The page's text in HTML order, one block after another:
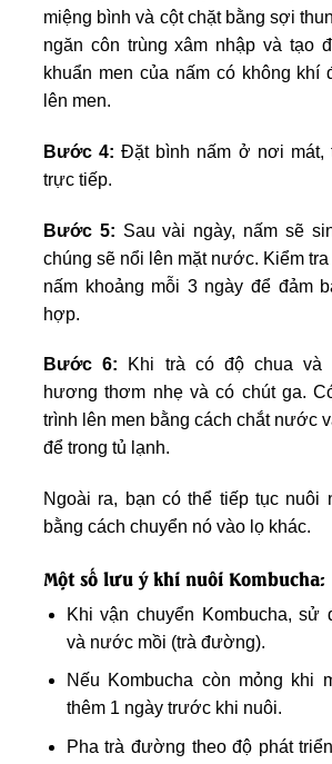
miệng bình và cột chặt bằng sợi
ngăn côn trùng xâm nhập và tạo
khuẩn men của nấm có không khí
lên men.
Bước 4: Đặt bình nấm ở nơi mát,
trực tiếp.
Bước 5: Sau vài ngày, nấm sẽ
chúng sẽ nổi lên mặt nước. Kiểm tra
nấm khoảng mỗi 3 ngày để đảm
hợp.
Bước 6: Khi trà có độ chua và
hương thơm nhẹ và có chút ga.
trình lên men bằng cách chắt nước
để trong tủ lạnh.
Ngoài ra, bạn có thể tiếp tục nuôi
bằng cách chuyển nó vào lọ khác.
Một số lưu ý khi nuôi Kombucha:
Khi vận chuyển Kombucha, sử
và nước mồi (trà đường).
Nếu Kombucha còn mỏng khi
thêm 1 ngày trước khi nuôi.
Pha trà đường theo độ phát